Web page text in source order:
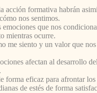
acción formativa habrán
nos sentimos.
que nos
mientras ocurre.
me siento y un valor que
afectan al desarrollo
forma eficaz para afrontar
de estés de forma